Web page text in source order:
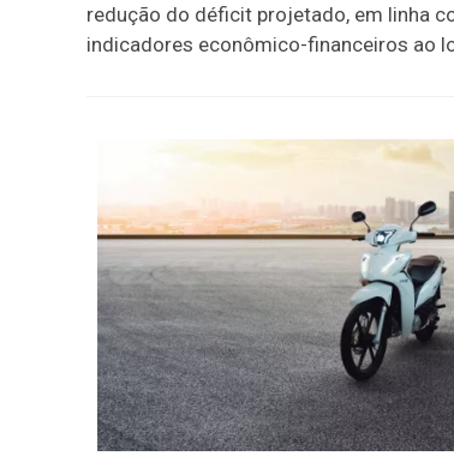
redução do déficit projetado, em linha
indicadores econômico-financeiros ao